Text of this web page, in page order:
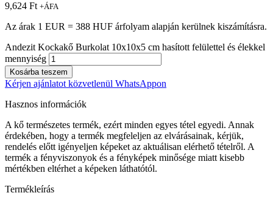
9,624 Ft +ÁFA
Az árak 1 EUR = 388 HUF árfolyam alapján kerülnek kiszámításra.
Andezit Kockakő Burkolat 10x10x5 cm hasított felülettel és élekkel
mennyiség
Kosárba teszem
Kérjen ajánlatot közvetlenül WhatsAppon
Hasznos információk
A kő természetes termék, ezért minden egyes tétel egyedi. Annak
érdekében, hogy a termék megfeleljen az elvárásainak, kérjük,
rendelés előtt igényeljen képeket az aktuálisan elérhető tételről. A
termék a fényviszonyok és a fényképek minősége miatt kisebb
mértékben eltérhet a képeken láthatótól.
Termékleírás